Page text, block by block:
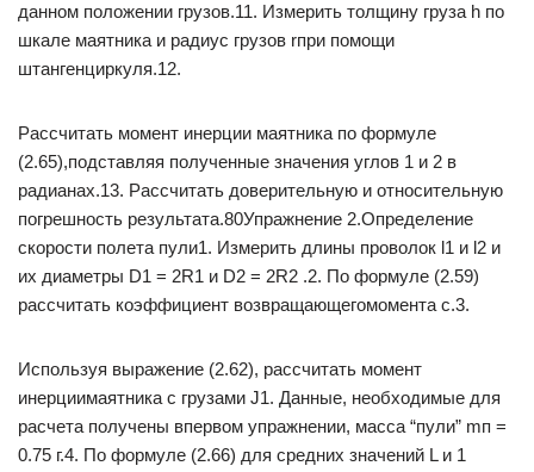
данном положении грузов.11. Измерить толщину груза h по
шкале маятника и радиус грузов rпри помощи
штангенциркуля.12.
Рассчитать момент инерции маятника по формуле
(2.65),подставляя полученные значения углов 1 и 2 в
радианах.13. Рассчитать доверительную и относительную
погрешность результата.80Упражнение 2.Определение
скорости полета пули1. Измерить длины проволок l1 и l2 и
их диаметры D1 = 2R1 и D2 = 2R2 .2. По формуле (2.59)
рассчитать коэффициент возвращающегомомента с.3.
Используя выражение (2.62), рассчитать момент
инерциимаятника с грузами J1. Данные, необходимые для
расчета получены впервом упражнении, масса “пули” mп =
0.75 г.4. По формуле (2.66) для средних значений L и 1